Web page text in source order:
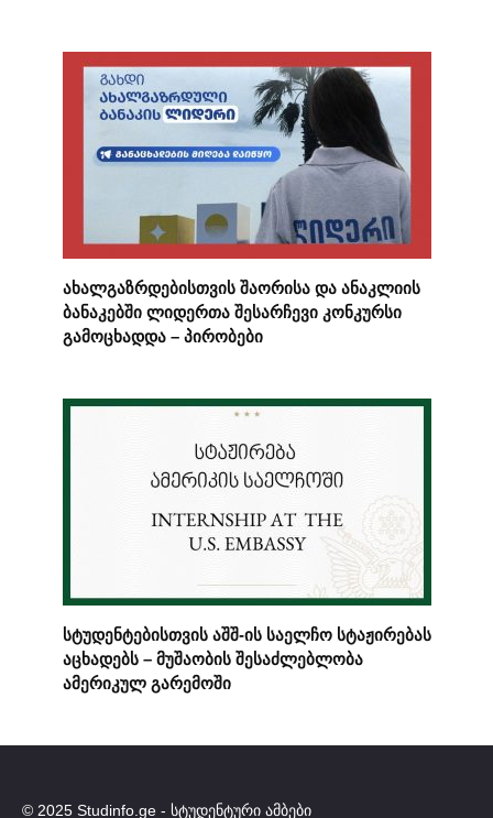
ახალგაზრდებისთვის შაორისა და ანაკლიის
ბანაკებში ლიდერთა შესარჩევი კონკურსი
გამოცხადდა – პირობები
სტუდენტებისთვის აშშ-ის საელჩო სტაჟირებას
აცხადებს – მუშაობის შესაძლებლობა
ამერიკულ გარემოში
© 2025 Studinfo.ge - სტუდენტური ამბები